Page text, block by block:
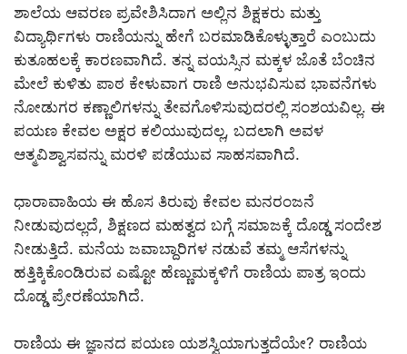
ಶಾಲೆಯ ಆವರಣ ಪ್ರವೇಶಿಸಿದಾಗ ಅಲ್ಲಿನ ಶಿಕ್ಷಕರು ಮತ್ತು
ವಿದ್ಯಾರ್ಥಿಗಳು ರಾಣಿಯನ್ನು ಹೇಗೆ ಬರಮಾಡಿಕೊಳ್ಳುತ್ತಾರೆ ಎಂಬುದು
ಕುತೂಹಲಕ್ಕೆ ಕಾರಣವಾಗಿದೆ. ತನ್ನ ವಯಸ್ಸಿನ ಮಕ್ಕಳ ಜೊತೆ ಬೆಂಚಿನ
ಮೇಲೆ ಕುಳಿತು ಪಾಠ ಕೇಳುವಾಗ ರಾಣಿ ಅನುಭವಿಸುವ ಭಾವನೆಗಳು
ನೋಡುಗರ ಕಣ್ಣಾಲಿಗಳನ್ನು ತೇವಗೊಳಿಸುವುದರಲ್ಲಿ ಸಂಶಯವಿಲ್ಲ. ಈ
ಪಯಣ ಕೇವಲ ಅಕ್ಷರ ಕಲಿಯುವುದಲ್ಲ, ಬದಲಾಗಿ ಅವಳ
ಆತ್ಮವಿಶ್ವಾಸವನ್ನು ಮರಳಿ ಪಡೆಯುವ ಸಾಹಸವಾಗಿದೆ.
ಧಾರಾವಾಹಿಯ ಈ ಹೊಸ ತಿರುವು ಕೇವಲ ಮನರಂಜನೆ
ನೀಡುವುದಲ್ಲದೆ, ಶಿಕ್ಷಣದ ಮಹತ್ವದ ಬಗ್ಗೆ ಸಮಾಜಕ್ಕೆ ದೊಡ್ಡ ಸಂದೇಶ
ನೀಡುತ್ತಿದೆ. ಮನೆಯ ಜವಾಬ್ದಾರಿಗಳ ನಡುವೆ ತಮ್ಮ ಆಸೆಗಳನ್ನು
ಹತ್ತಿಕ್ಕಿಕೊಂಡಿರುವ ಎಷ್ಟೋ ಹೆಣ್ಣುಮಕ್ಕಳಿಗೆ ರಾಣಿಯ ಪಾತ್ರ ಇಂದು
ದೊಡ್ಡ ಪ್ರೇರಣೆಯಾಗಿದೆ.
ರಾಣಿಯ ಈ ಜ್ಞಾನದ ಪಯಣ ಯಶಸ್ವಿಯಾಗುತ್ತದೆಯೇ? ರಾಣಿಯ